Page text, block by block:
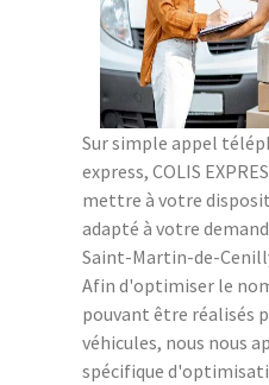
Sur simple appel
express, COLIS
mettre à votre
adapté à votre
Saint-Martin-de-
Afin d'optimiser le
pouvant être réalisés
véhicules, nous nous
spécifique